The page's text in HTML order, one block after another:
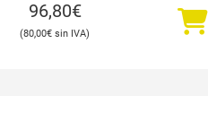
96,80€
80,00€